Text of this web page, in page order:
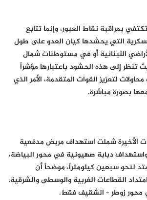
بمراقبة نقاط العبور، وإنما تتابع
التي يحشدها كيان العدو على طول
اللبنانية أو في مستوطنات شمال
تنظر إلى هذه الحشود باعتبارها مؤشراً
لتعزيز القوات المتقدمة، الأمر الذي
بصورة مباشرة.
الأخيرة شملت استهداف مربض مدفعية
دبابة صهيونية في محور البياضة،
لنحو سبعين كيلومتراً، موضحاً أن
القطاعات الغربية والوسطى والشرقية،
محور زوطر – الشقيف فقط.